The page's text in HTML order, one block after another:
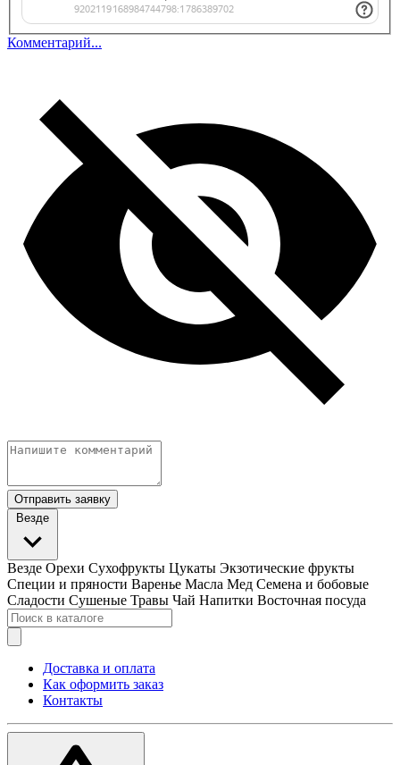
Комментарий...
Отправить заявку
Везде
Везде Орехи Сухофрукты Цукаты Экзотические фрукты
Специи и пряности Варенье Масла Мед Семена и бобовые
Сладости Сушеные Травы Чай Напитки Восточная посуда
Доставка и оплата
Как оформить заказ
Контакты